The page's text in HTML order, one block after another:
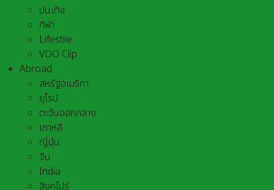
บันเทิง
กีฬา
Lifestile
VDO Clip
Abroad
สหรัฐอเมริกา
ยุโรป
ตะวันออกกลาง
เกาหลี
ญี่ปุ่น
จีน
India
สิงคโปร์